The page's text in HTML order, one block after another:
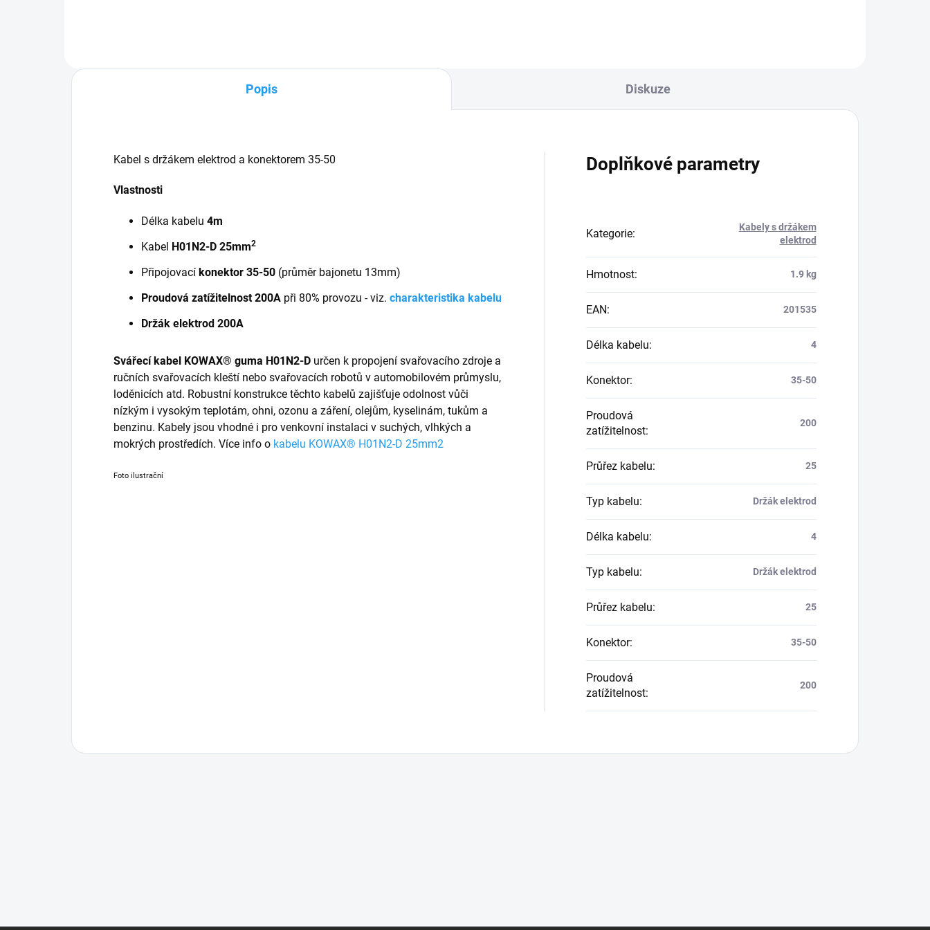
Popis Diskuze
Kabel s držákem elektrod a konektorem 35-50
Vlastnosti
Délka kabelu 4m
Kabel H01N2-D 25mm2
Připojovací konektor 35-50 (průměr bajonetu 13mm)
Proudová zatížitelnost 200A při 80% provozu - viz. charakteristika kabelu
Držák elektrod 200A
Svářecí kabel KOWAX® guma H01N2-D určen k propojení svařovacího zdroje a
ručních svařovacích kleští nebo svařovacích robotů v automobilovém průmyslu,
loděnicích atd. Robustní konstrukce těchto kabelů zajišťuje odolnost vůči
nízkým i vysokým teplotám, ohni, ozonu a záření, olejům, kyselinám, tukům a
benzinu. Kabely jsou vhodné i pro venkovní instalaci v suchých, vlhkých a
mokrých prostředích. Více info o kabelu KOWAX® H01N2-D 25mm2
Foto ilustrační
Doplňkové parametry
Kategorie:
Kabely s držákem
elektrod
Hmotnost: 1.9 kg
EAN: 201535
Délka kabelu: 4
Konektor: 35-50
Proudová
zatížitelnost:
200
Průřez kabelu: 25
Typ kabelu: Držák elektrod
Délka kabelu: 4
Typ kabelu: Držák elektrod
Průřez kabelu: 25
Konektor: 35-50
Proudová
zatížitelnost:
200